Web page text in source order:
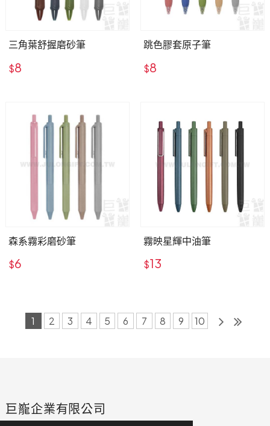
三角葉舒握磨砂筆
$8
跳色膠套原子筆
$8
森系霧彩磨砂筆
$6
霧映星輝中油筆
$13
1 2 3 4 5 6 7 8 9 10
巨巃企業有限公司